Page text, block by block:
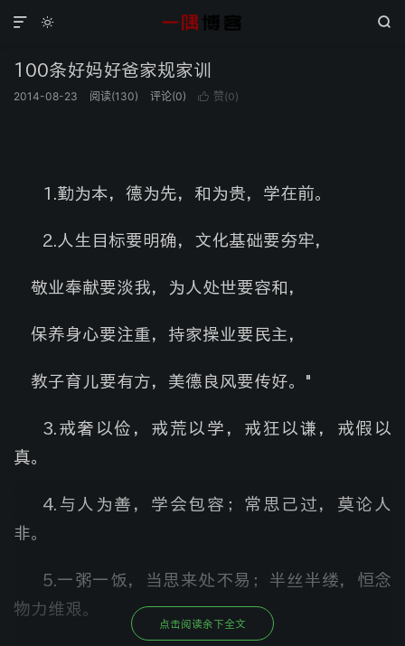
 

100条好妈好爸家规家训
2014-08-23 阅读(130) 评论(0)  赞(0)
1. 勤为本，德为先，和为贵，学在前。
2. 人生目标要明确，文化基础要夯牢，
敬业奉献要淡我，为人处世要容和，
保养身心要注重，持家操业要民主，
教子育儿要有方，美德良风要传好。 "
3. 戒奢以俭，戒荒以学，戒狂以谦，戒假以
真。
4. 与人为善，学会包容；常思己过，莫论人
非。
5. 一粥一饭，当思来处不易；半丝半缕，恒念
物力维艰。
点击阅读余下全文